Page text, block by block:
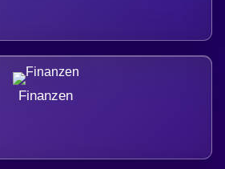
Finanzen